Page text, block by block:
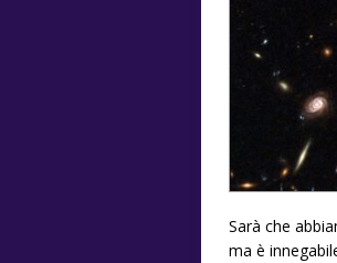
Sarà che
ma è